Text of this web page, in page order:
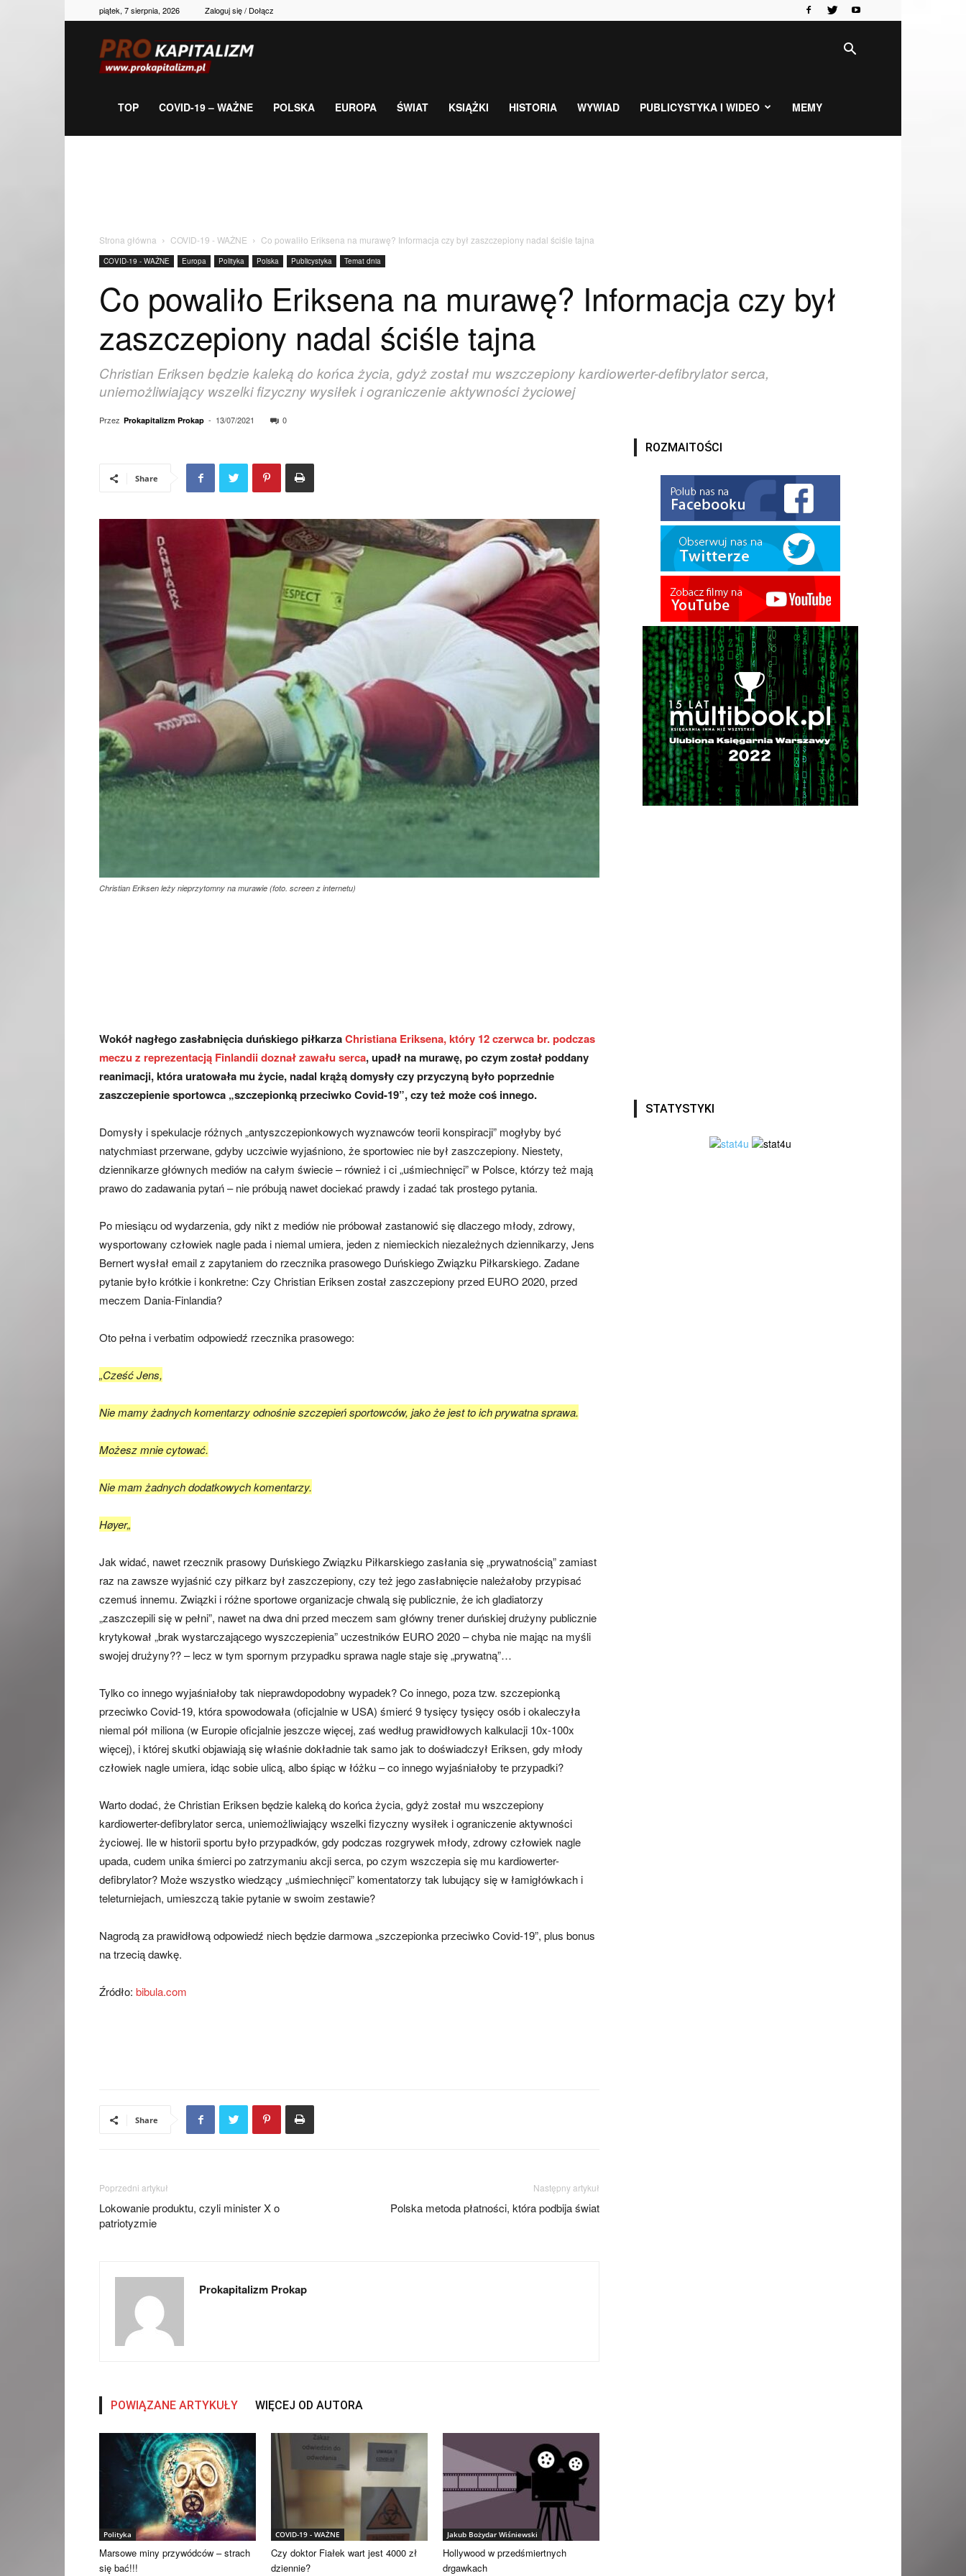
piątek, 7 sierpnia, 2026 Zaloguj się / Dołącz
gospodarka,
TOP COVID-19 – WAŻNE POLSKA EUROPA ŚWIAT KSIĄŻKI HISTORIA WYWIAD PUBLICYSTYKA I WIDEO MEMY
Strona główna COVID-19 - WAŻNE Co powaliło Eriksena na murawę? Informacja czy był zaszczepiony nadal ściśle tajna
COVID-19 - WAŻNE Europa Polityka Polska Publicystyka Temat dnia
Co powaliło Eriksena na murawę? Informacja czy był
zaszczepiony nadal ściśle tajna
Christian Eriksen będzie kaleką do końca życia, gdyż został mu wszczepiony kardiowerter-defibrylator serca,
uniemożliwiający wszelki fizyczny wysiłek i ograniczenie aktywności życiowej
Przez Prokapitalizm Prokap - 13/07/2021 0
Share
Christian Eriksen leży nieprzytomny na murawie (foto. screen z internetu)
Wokół nagłego zasłabnięcia duńskiego piłkarzaChristiana Eriksena, który 12 czerwca br. podczas
meczu z reprezentacją Finlandii doznał zawału serca, upadł na murawę, po czym został poddany
reanimacji, która uratowała mu życie, nadal krążą domysły czy przyczyną było poprzednie
zaszczepienie sportowca „szczepionką przeciwko Covid-19”, czy też może coś innego.
Domysły i spekulacje różnych „antyszczepionkowych wyznawców teorii konspiracji” mogłyby być
natychmiast przerwane, gdyby uczciwie wyjaśniono, że sportowiec nie był zaszczepiony. Niestety,
dziennikarze głównych mediów na całym świecie – również i ci „uśmiechnięci” w Polsce, którzy też mają
prawo do zadawania pytań – nie próbują nawet dociekać prawdy i zadać tak prostego pytania.
Po miesiącu od wydarzenia, gdy nikt z mediów nie próbował zastanowić się dlaczego młody, zdrowy,
wysportowany człowiek nagle pada i niemal umiera, jeden z niemieckich niezależnych dziennikarzy, Jens
Bernert wysłał email z zapytaniem do rzecznika prasowego Duńskiego Związku Piłkarskiego. Zadane
pytanie było krótkie i konkretne: Czy Christian Eriksen został zaszczepiony przed EURO 2020, przed
meczem Dania-Finlandia?
Oto pełna i verbatim odpowiedź rzecznika prasowego:
„Cześć Jens,
Nie mamy żadnych komentarzy odnośnie szczepień sportowców, jako że jest to ich prywatna sprawa.
Możesz mnie cytować.
Nie mam żadnych dodatkowych komentarzy.
Høyer„
Jak widać, nawet rzecznik prasowy Duńskiego Związku Piłkarskiego zasłania się „prywatnością” zamiast
raz na zawsze wyjaśnić czy piłkarz był zaszczepiony, czy też jego zasłabnięcie należałoby przypisać
czemuś innemu. Związki i różne sportowe organizacje chwalą się publicznie, że ich gladiatorzy
„zaszczepili się w pełni”, nawet na dwa dni przed meczem sam główny trener duńskiej drużyny publicznie
krytykował „brak wystarczającego wyszczepienia” uczestników EURO 2020 – chyba nie mając na myśli
swojej drużyny?? – lecz w tym spornym przypadku sprawa nagle staje się „prywatną”…
Tylko co innego wyjaśniałoby tak nieprawdopodobny wypadek? Co innego, poza tzw. szczepionką
przeciwko Covid-19, która spowodowała (oficjalnie w USA) śmierć 9 tysięcy tysięcy osób i okaleczyła
niemal pół miliona (w Europie oficjalnie jeszcze więcej, zaś według prawidłowych kalkulacji 10x-100x
więcej), i której skutki objawiają się właśnie dokładnie tak samo jak to doświadczył Eriksen, gdy młody
człowiek nagle umiera, idąc sobie ulicą, albo śpiąc w łóżku – co innego wyjaśniałoby te przypadki?
Warto dodać, że Christian Eriksen będzie kaleką do końca życia, gdyż został mu wszczepiony
kardiowerter-defibrylator serca, uniemożliwiający wszelki fizyczny wysiłek i ograniczenie aktywności
życiowej. Ile w historii sportu było przypadków, gdy podczas rozgrywek młody, zdrowy człowiek nagle
upada, cudem unika śmierci po zatrzymaniu akcji serca, po czym wszczepia się mu kardiowerter-
defibrylator? Może wszystko wiedzący „uśmiechnięci” komentatorzy tak lubujący się w łamigłówkach i
teleturniejach, umieszczą takie pytanie w swoim zestawie?
Nagrodą za prawidłową odpowiedź niech będzie darmowa „szczepionka przeciwko Covid-19”, plus bonus
na trzecią dawkę.
Źródło: bibula.com
Share
Poprzedni artykuł
Lokowanie produktu, czyli minister X o
patriotyzmie
Następny artykuł
Polska metoda płatności, która podbija świat
Prokapitalizm Prokap
POWIĄZANE ARTYKUŁY WIĘCEJ OD AUTORA
Polityka
Marsowe miny przywódców – strach
się bać!!!
COVID-19 - WAŻNE
Czy doktor Fiałek wart jest 4000 zł
dziennie?
Jakub Bożydar Wiśniewski
Hollywood w przedśmiertnych
drgawkach
ROZMAITOŚCI
STATYSTYKI